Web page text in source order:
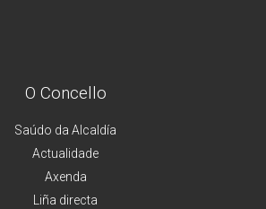
O Concello
Saúdo da Alcaldía
Actualidade
Axenda
Liña directa